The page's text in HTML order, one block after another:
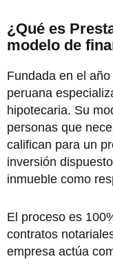
¿Qué es
modelo de
Fundada en el
peruana
hipotecaria. Su
personas que
califican para un
inversión
inmueble como
El proceso es
contratos
empresa actúa